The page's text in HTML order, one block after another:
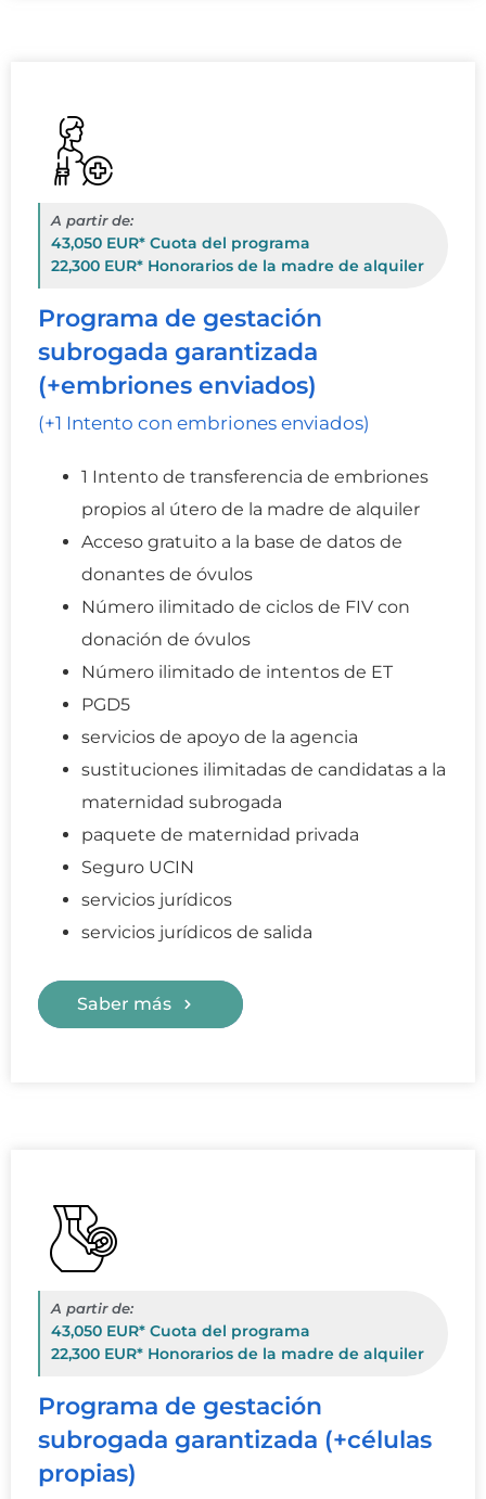
A partir de:
43,050 EUR* Cuota del programa
22,300 EUR* Honorarios de la madre de alquiler
Programa de gestación
subrogada garantizada
(+embriones enviados)
(+1 Intento con embriones enviados)
1 Intento de transferencia de embriones
propios al útero de la madre de alquiler
Acceso gratuito a la base de datos de
donantes de óvulos
Número ilimitado de ciclos de FIV con
donación de óvulos
Número ilimitado de intentos de ET
PGD5
servicios de apoyo de la agencia
sustituciones ilimitadas de candidatas a la
maternidad subrogada
paquete de maternidad privada
Seguro UCIN
servicios jurídicos
servicios jurídicos de salida
Saber más
A partir de:
43,050 EUR* Cuota del programa
22,300 EUR* Honorarios de la madre de alquiler
Programa de gestación
subrogada garantizada (+células
propias)